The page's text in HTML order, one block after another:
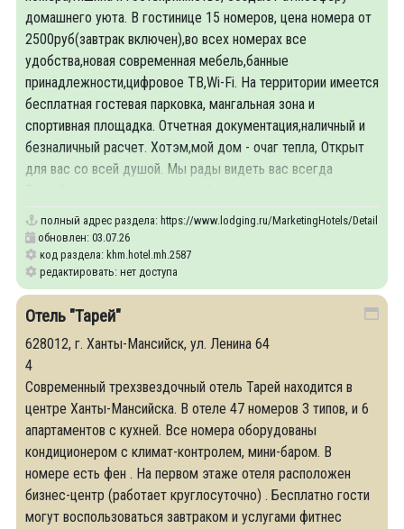
домашнего уюта. В гостинице 15 номеров, цена номера от
2500руб(завтрак включен),во всех номерах все
удобства,новая современная мебель,банные
принадлежности,цифровое ТВ,Wi-Fi. На территории имеется
бесплатная гостевая парковка, мангальная зона и
спортивная площадка. Отчетная документация,наличный и
безналичный расчет. Хотэм,мой дом - очаг тепла, Открыт
для вас со всей душой. Мы рады видеть вас всегда
полный адрес раздела: https://www.lodging.ru/MarketingHotels/Details/
обновлен: 03.07.26
код раздела: khm.hotel.mh.2587
редактировать: нет доступа
Отель "Тарей"
628012, г. Ханты-Мансийск, ул. Ленина 64
4
Современный трехзвездочный отель Тарей находится в
центре Ханты-Мансийска. В отеле 47 номеров 3 типов, и 6
апартаментов с кухней. Все номера оборудованы
кондиционером с климат-контролем, мини-баром. В
номере есть фен . На первом этаже отеля расположен
бизнес-центр (работает круглосуточно) . Бесплатно гости
могут воспользоваться завтраком и услугами фитнес